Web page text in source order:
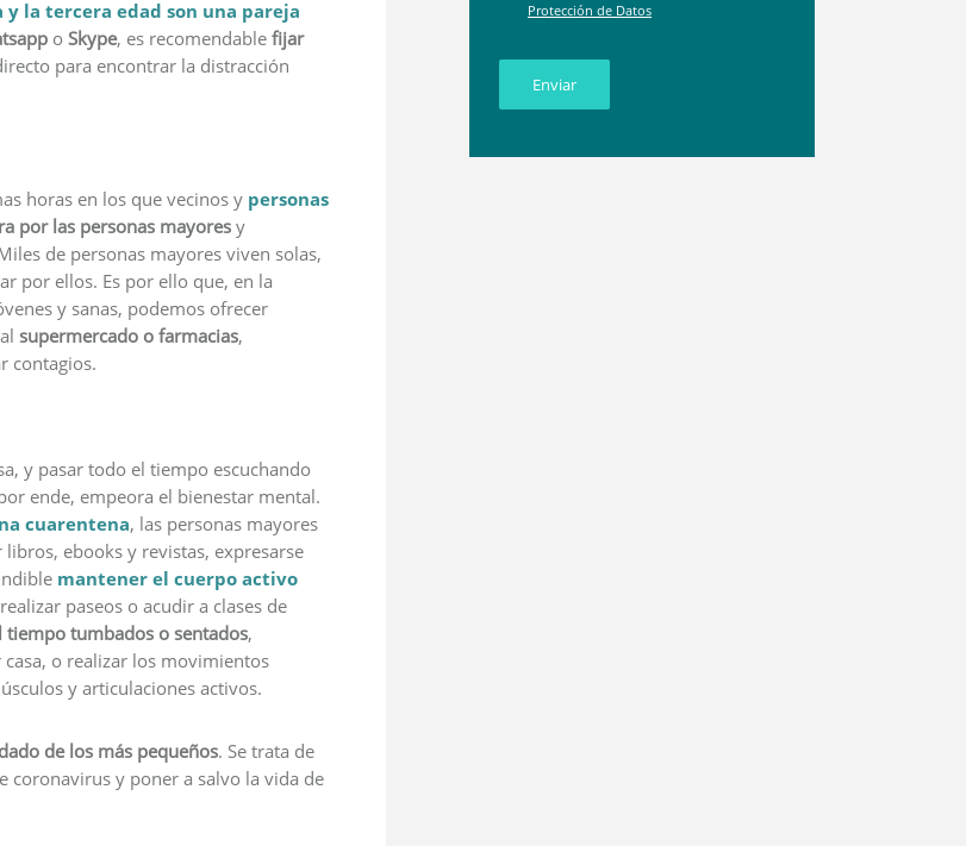
y la tercera edad son una pareja
o Skype, es recomendable fijar
para encontrar la distracción
horas en los que vecinos y personas
por las personas mayores y
de personas mayores viven solas,
por ellos. Es por ello que, en la
y sanas, podemos ofrecer
supermercado o farmacias,
contagios.
y pasar todo el tiempo escuchando
ende, empeora el bienestar mental.
cuarentena, las personas mayores
ebooks y revistas, expresarse
mantener el cuerpo activo
paseos o acudir a clases de
tiempo tumbados o sentados,
o realizar los movimientos
y articulaciones activos.
de los más pequeños. Se trata de
coronavirus y poner a salvo la vida de
Protección de Datos
Enviar